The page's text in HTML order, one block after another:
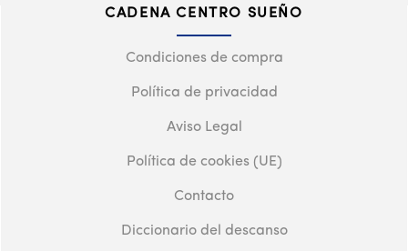
CADENA CENTRO SUEÑO
Condiciones de compra
Política de privacidad
Aviso Legal
Política de cookies (UE)
Contacto
Diccionario del descanso